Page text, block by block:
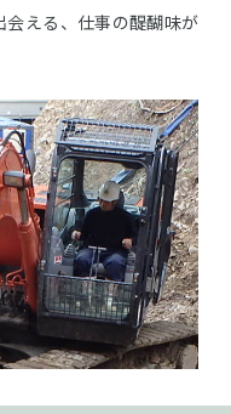
える、仕事の醍醐味が